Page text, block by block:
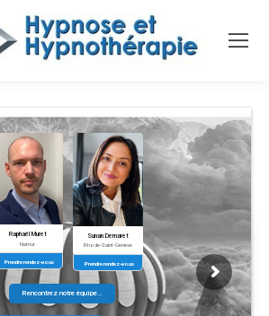
Prendre rendez-vous
Namur
Raphaël Muret
Prendre rendez-vous
Rhode-Saint-Genèse
Sunan Demaret
Rencontrez notre équipe…